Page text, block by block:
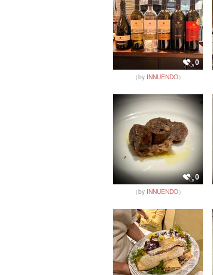
0
（by INNUENDO）
0
（by INNUENDO）